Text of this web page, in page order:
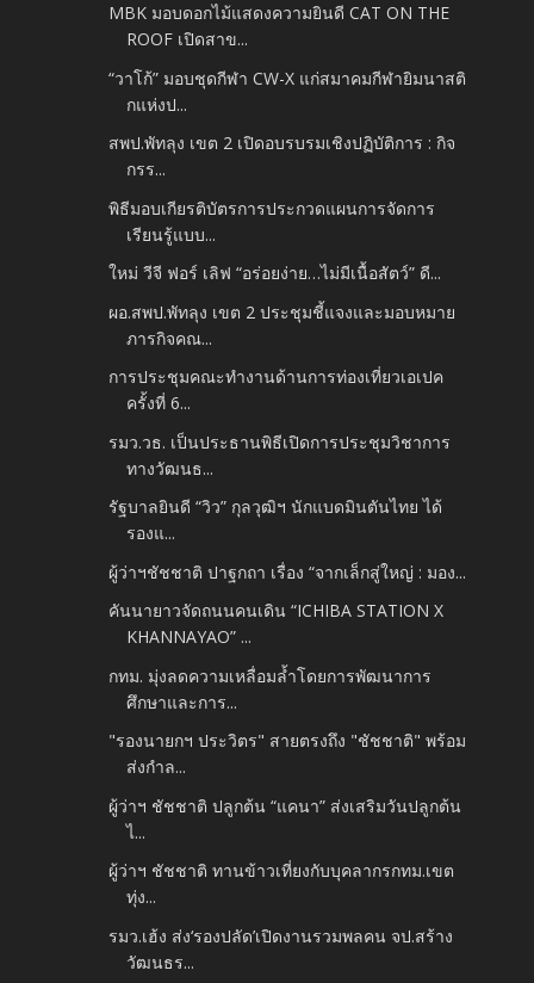
MBK มอบดอกไม้แสดงความยินดี CAT ON THE
ROOF เปิดสาข...
“วาโก้” มอบชุดกีฬา CW-X แก่สมาคมกีฬายิมนาสติ
กแห่งป...
สพป.พัทลุง เขต 2 เปิดอบรบรมเชิงปฏิบัติการ : กิจ
กรร...
พิธีมอบเกียรติบัตรการประกวดแผนการจัดการ
เรียนรู้แบบ...
ใหม่ วีจี ฟอร์ เลิฟ “อร่อยง่าย…ไม่มีเนื้อสัตว์” ดี...
ผอ.สพป.พัทลุง เขต 2 ประชุมชี้แจงและมอบหมาย
ภารกิจคณ...
การประชุมคณะทำงานด้านการท่องเที่ยวเอเปค
ครั้งที่ 6...
รมว.วธ. เป็นประธานพิธีเปิดการประชุมวิชาการ
ทางวัฒนธ...
รัฐบาลยินดี “วิว” กุลวุฒิฯ นักแบดมินตันไทย ได้
รองแ...
ผู้ว่าฯชัชชาติ ปาฐกถา เรื่อง “จากเล็กสู่ใหญ่ : มอง...
คันนายาวจัดถนนคนเดิน “ICHIBA STATION X
KHANNAYAO” ...
กทม. มุ่งลดความเหลื่อมล้ำโดยการพัฒนาการ
ศึกษาและการ...
"รองนายกฯ ประวิตร" สายตรงถึง "ชัชชาติ" พร้อม
ส่งกำล...
ผู้ว่าฯ ชัชชาติ ปลูกต้น “แคนา” ส่งเสริมวันปลูกต้น
ไ...
ผู้ว่าฯ ชัชชาติ ทานข้าวเที่ยงกับบุคลากรกทม.เขต
ทุ่ง...
รมว.เฮ้ง ส่ง‘รองปลัด’เปิดงานรวมพลคน จป.สร้าง
วัฒนธร...